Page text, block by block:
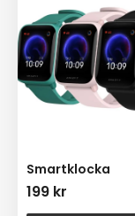
Smartklocka
199 kr